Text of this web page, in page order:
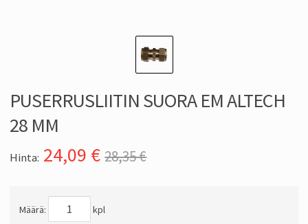
PUSERRUSLIITIN SUORA EM ALTECH
28 MM
Hinta: 24,09 € 28,35 €
Määrä: kpl